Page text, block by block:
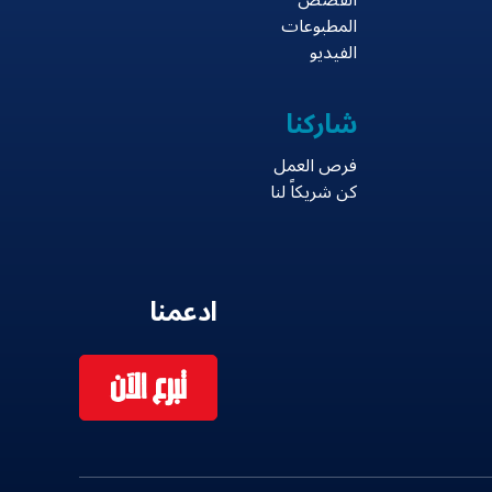
المطبوعات
الفيديو
شاركنا
فرص العمل
كن شريكاً لنا
ادعمنا
تبرع الآن